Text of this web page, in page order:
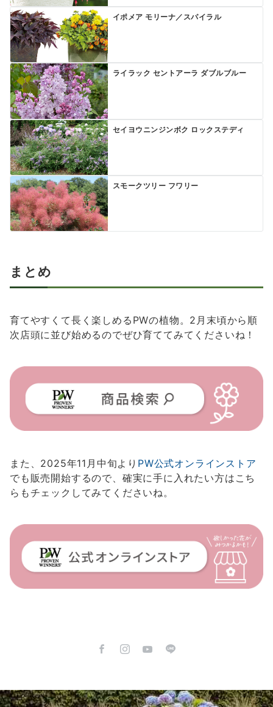
イポメア モリーナ／スパイラル
ライラック セントアーラ ダブルブルー
セイヨウニンジンボク ロックステディ
スモークツリー フワリー
まとめ
育てやすくて長く楽しめるPWの植物。2月末頃から順
次店頭に並び始めるのでぜひ育ててみてくださいね！
また、2025年11月中旬より PW公式オンラインストア
でも販売開始するので、確実に手に入れたい方はこち
らもチェックしてみてくださいね。